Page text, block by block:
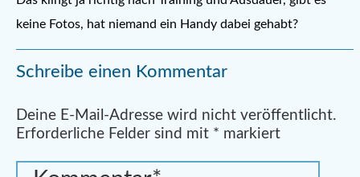
keine Fotos, hat niemand ein Handy dabei gehabt?
Schreibe einen Kommentar
Deine E-Mail-Adresse wird nicht veröffentlicht.
Erforderliche Felder sind mit * markiert